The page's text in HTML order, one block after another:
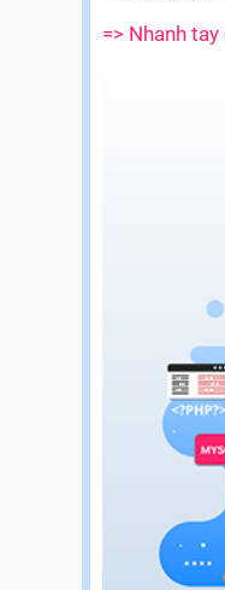
=> Nhanh